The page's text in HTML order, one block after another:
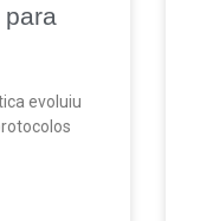
evoluiu